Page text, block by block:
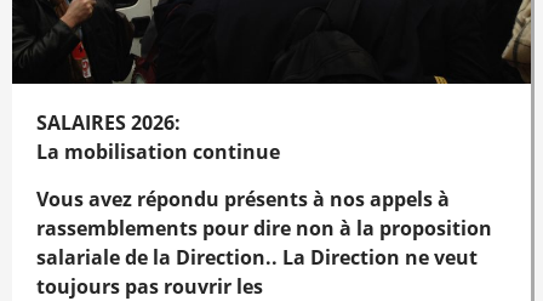
SALAIRES 2026:
La mobilisation continue
Vous avez répondu présents à nos appelsà
rassemblements pour dire non à la proposition
salariale de la Direction.. La Direction ne veut
toujours pas rouvrir les